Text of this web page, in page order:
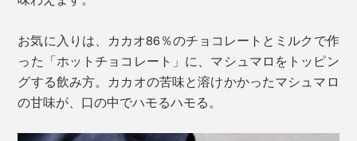
お気に入りは、カカオ86％のチョコレートとミルクで作
った「ホットチョコレート」に、マシュマロをトッピン
グする飲み方。カカオの苦味と溶けかかったマシュマロ
の甘味が、口の中でハモるハモる。